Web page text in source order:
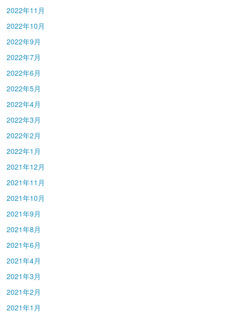
2022年11月
2022年10月
2022年9月
2022年7月
2022年6月
2022年5月
2022年4月
2022年3月
2022年2月
2022年1月
2021年12月
2021年11月
2021年10月
2021年9月
2021年8月
2021年6月
2021年4月
2021年3月
2021年2月
2021年1月